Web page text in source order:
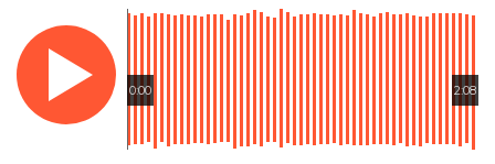
0:00 2:08